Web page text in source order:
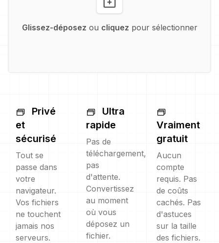
Glissez-déposez ou cliquez pour sélectionner
Privé
et
sécurisé
Tout se
passe dans
votre
navigateur.
Vos fichiers
ne touchent
jamais nos
serveurs.
Ultra
rapide
Pas de
téléchargement,
pas
d'attente.
Convertissez
au moment
où vous
déposez un
fichier.
Vraiment
gratuit
Aucun
compte
requis. Pas
de coûts
cachés. Pas
d'astuces
sur la taille
des fichiers.